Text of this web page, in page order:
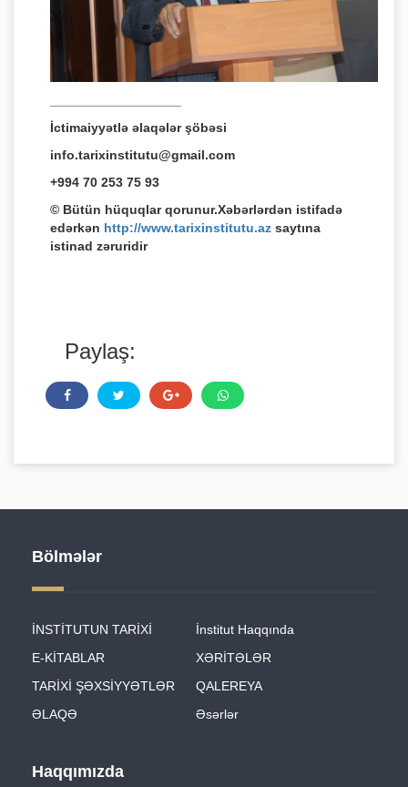
İctimaiyyətlə əlaqələr şöbəsi
info.tarixinstitutu@gmail.com
+994 70 253 75 93
© Bütün hüquqlar qorunur.Xəbərlərdən istifadə
edərkən http://www.tarixinstitutu.az saytına
istinad zəruridir
Paylaş:
Bölmələr
İNSTİTUTUN TARİXİ
İnstitut Haqqında
E-KİTABLAR
XƏRİTƏLƏR
TARİXİ ŞƏXSİYYƏTLƏR
QALEREYA
ƏLAQƏ
Əsərlər
Haqqımızda